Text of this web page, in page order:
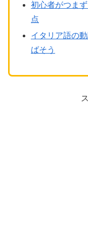
初心者がつま
点
イタリア語の
ばそう